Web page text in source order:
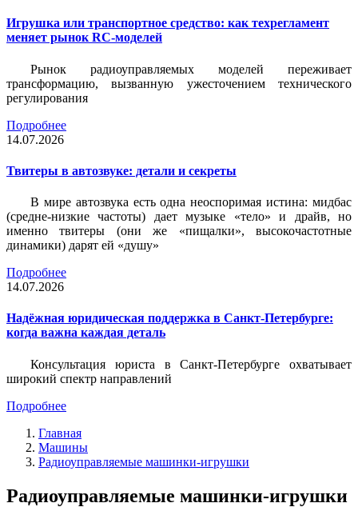
Игрушка или транспортное средство: как техрегламент
меняет рынок RC-моделей
Рынок радиоуправляемых моделей переживает
трансформацию, вызванную ужесточением технического
регулирования
Подробнее
14.07.2026
Твитеры в автозвуке: детали и секреты
В мире автозвука есть одна неоспоримая истина: мидбас
(средне-низкие частоты) дает музыке «тело» и драйв, но
именно твитеры (они же «пищалки», высокочастотные
динамики) дарят ей «душу»
Подробнее
14.07.2026
Надёжная юридическая поддержка в Санкт-Петербурге:
когда важна каждая деталь
Консультация юриста в Санкт-Петербурге охватывает
широкий спектр направлений
Подробнее
Главная
Машины
Радиоуправляемые машинки-игрушки
Радиоуправляемые машинки-игрушки